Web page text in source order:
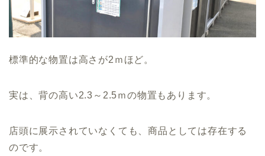
標準的な物置は高さが2ｍほど。
実は、背の高い2.3～2.5ｍの物置もあります。
店頭に展示されていなくても、商品としては存在する
のです。